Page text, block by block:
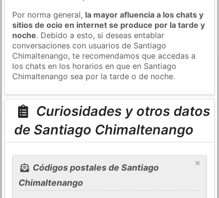
Por norma general, la mayor afluencia a los chats y
sitios de ocio en internet se produce por la tarde y
noche. Debido a esto, si deseas entablar
conversaciones con usuarios de Santiago
Chimaltenango, te recomendamos que accedas a
los chats en los horarios en que en Santiago
Chimaltenango sea por la tarde o de noche.
Curiosidades y otros datos
de Santiago Chimaltenango
×
Códigos postales de Santiago
Chimaltenango